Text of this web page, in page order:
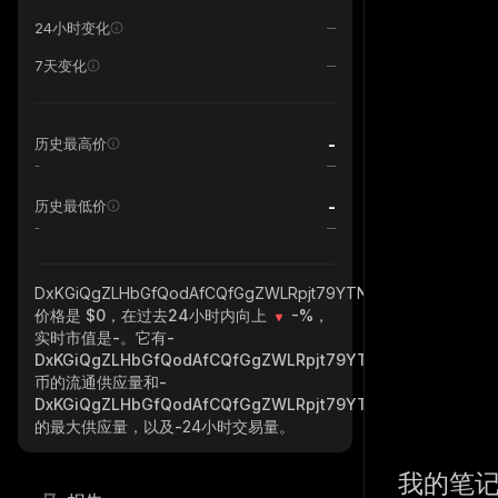
24小时变化
7天变化
历史最高价 -
-
历史最低价 -
-
价格是 $0，在过去24小时内向上
-% ，
实时市值是-。它有-
币的流通供应量和-
的最大供应量，以及-24小时交易量。
我的笔记